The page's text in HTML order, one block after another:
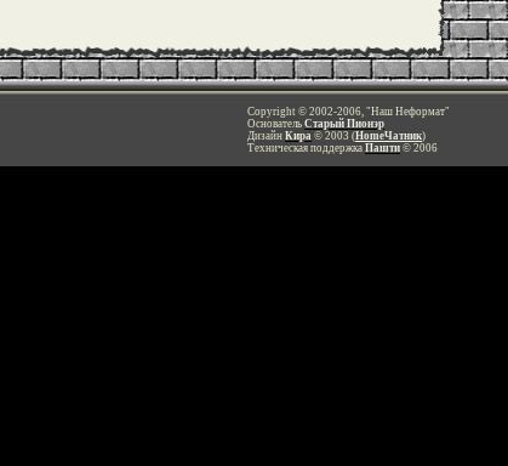
Copyright © 2002-2006, "Наш Неформат"
Основатель Старый Пионэр
Дизайн Кира © 2003 (HomeЧатник)
Техническая поддержка Пашти © 2006